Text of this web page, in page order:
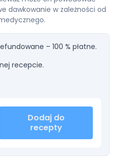
dawkowanie w zależności od
– 100 % płatne.
recepcie.
Dodaj do
recepty